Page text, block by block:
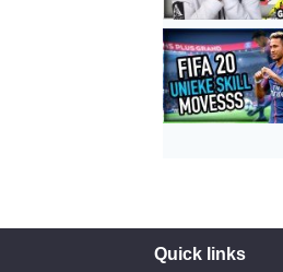
Quick links